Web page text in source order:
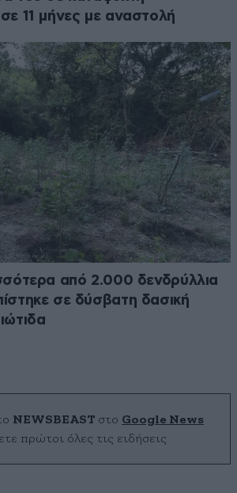
11 μήνες με αναστολή
από 2.000 δενδρύλλια
σε δύσβατη δασική
NEWSBEAST στο Google News
πρώτοι όλες τις ειδήσεις